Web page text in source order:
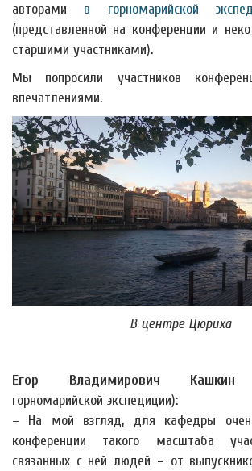
авторами в горномарийской
(представленной на конференции и
старшими участниками).
Мы попросили участников
впечатлениями.
В центре Цюриха
Егор Владимирович Кашкин
горномарийской экспедиции):
– На мой взгляд, для кафедры
конференции такого масштаба
связанных с ней людей – от